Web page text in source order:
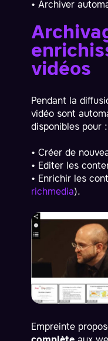
• Archiver
vidéos
Pendant la
vidéo sont
disponibles pour :
• Créer de
• Editer les
• Enrichir les
richmedia).
Empreinte